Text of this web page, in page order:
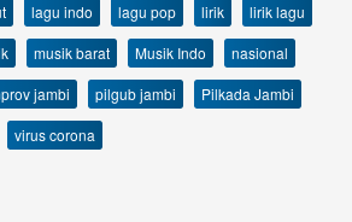
lagu indo lagu pop lirik
lirik lagu
musik barat Musik Indo
nasional
jambi pilgub jambi
Pilkada Jambi
virus corona